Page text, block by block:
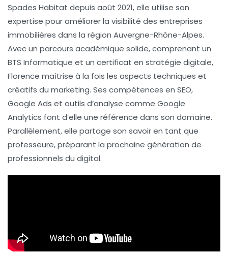
Spades Habitat depuis août 2021, elle utilise son
expertise pour améliorer la visibilité des entreprises
immobilières dans la région Auvergne-Rhône-Alpes.
Avec un parcours académique solide, comprenant un
BTS Informatique et un certificat en stratégie digitale,
Florence maîtrise à la fois les aspects techniques et
créatifs du marketing. Ses compétences en SEO,
Google Ads et outils d’analyse comme Google
Analytics font d’elle une référence dans son domaine.
Parallèlement, elle partage son savoir en tant que
professeure, préparant la prochaine génération de
professionnels du digital.